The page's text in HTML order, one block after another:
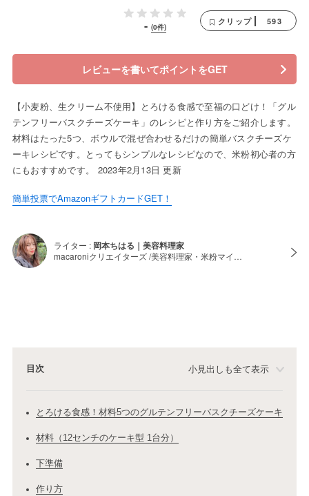
- (0件)
クリップ 593
レビューを書いてポイントをGET
【小麦粉、生クリーム不使用】とろける食感で至福の口どけ！「グル
テンフリーバスクチーズケーキ」のレシピと作り方をご紹介します。
材料はたった5つ、ボウルで混ぜ合わせるだけの簡単バスクチーズケ
ーキレシピです。とってもシンプルなレシピなので、米粉初心者の方
にもおすすめです。 2023年2月13日 更新
簡単投票でAmazonギフトカードGET！
ライター : 岡本ちはる｜美容料理家
macaroniクリエイターズ /美容料理家・米粉マイ…
目次 小見出しも全て表示
とろける食感！材料5つのグルテンフリーバスクチーズケーキ
材料（12センチのケーキ型 1台分）
下準備
作り方